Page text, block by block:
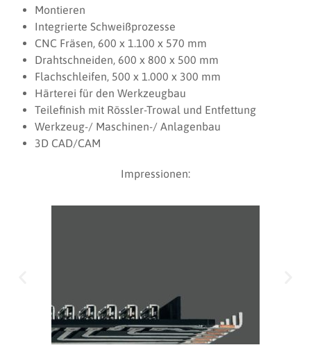
Montieren
Integrierte Schweißprozesse
CNC Fräsen, 600 x 1.100 x 570 mm
Drahtschneiden, 600 x 800 x 500 mm
Flachschleifen, 500 x 1.000 x 300 mm
Härterei für den Werkzeugbau
Teilefinish mit Rössler-Trowal und Entfettung
Werkzeug-/ Maschinen-/ Anlagenbau
3D CAD/CAM
Impressionen: